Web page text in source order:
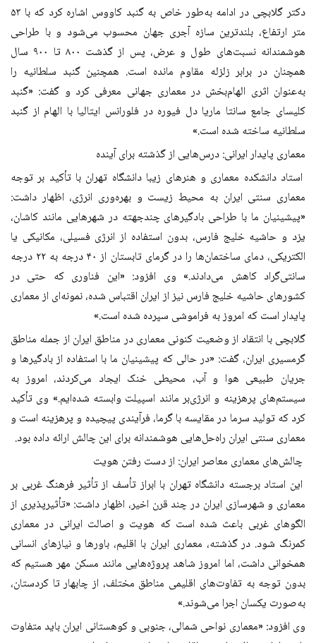
دکتر گلابچی در ادامه به‌طور خاص به گنبد کاووس اشاره کرد که با ۵۳
متر ارتفاع، بلندترین سازه آجری جهان محسوب می‌شود و با طراحی
هوشمندانه نسبت‌های طول و عرض، پس از گذشت ۸۰۰ تا ۹۰۰ سال
همچنان در برابر زلزله مقاوم مانده است. همچنین گنبد سلطانیه را
به‌عنوان اثری الهام‌بخش در معماری جهانی معرفی کرد و گفت: «گنبد
کلیسای جامع سانتا ماریا دل فیوره در فلورانس ایتالیا با الهام از گنبد
سلطانیه ساخته شده است.»
معماری پایدار ایرانی: درس‌هایی از گذشته برای آینده
استاد دانشکده معماری و هنرهای زیبا دانشگاه تهران با تأکید بر توجه
معماری سنتی ایران به محیط زیست و بهره‌وری انرژی، اظهار داشت:
«پیشینیان ما با طراحی بادگیرهای چندجهته در شهرهایی مانند کاشان،
یزد و حاشیه خلیج فارس، بدون استفاده از انرژی فسیلی، مکانیکی یا
الکتریکی، دمای ساختمان‌ها را در گرمای تابستان از ۴۰ درجه به ۲۲ درجه
سانتی‌گراد کاهش می‌دادند.» وی افزود: «این فناوری که حتی در
کشورهای حاشیه خلیج فارس نیز از ایران اقتباس شده، نمونه‌ای از معماری
پایدار است که امروز به فراموشی سپرده شده است.»
گلابچی با انتقاد از وضعیت کنونی معماری در مناطق ایران از جمله مناطق
گرمسیری ایران، گفت: «در حالی که پیشینیان ما با استفاده از بادگیرها و
جریان طبیعی هوا و آب، محیطی خنک ایجاد می‌کردند، امروز به
سیستم‌های پرهزینه و انرژی‌بر مانند اسپیلت وابسته شده‌ایم.» وی تأکید
کرد که تولید سرما در مقایسه با گرما، فرآیندی پیچیده و پرهزینه است و
معماری سنتی ایران راه‌حل‌هایی هوشمندانه برای این چالش ارائه داده بود.
چالش‌های معماری معاصر ایران: از دست رفتن هویت
این استاد برجسته دانشگاه تهران با ابراز تأسف از تأثیر فرهنگ غربی بر
معماری و شهرسازی ایران در چند قرن اخیر، اظهار داشت: «تأثیرپذیری از
الگوهای غربی باعث شده است که هویت و اصالت ایرانی در معماری
کمرنگ شود. در گذشته، معماری ایران با اقلیم، باورها و نیازهای انسانی
همخوانی داشت، اما امروز شاهد پروژه‌هایی مانند مسکن مهر هستیم که
بدون توجه به تفاوت‌های اقلیمی مناطق مختلف، از چابهار تا کردستان،
به‌صورت یکسان اجرا می‌شوند.»
وی افزود: «معماری نواحی شمالی، جنوبی و کوهستانی ایران باید متفاوت